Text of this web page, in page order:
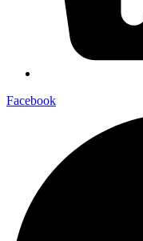
Facebook